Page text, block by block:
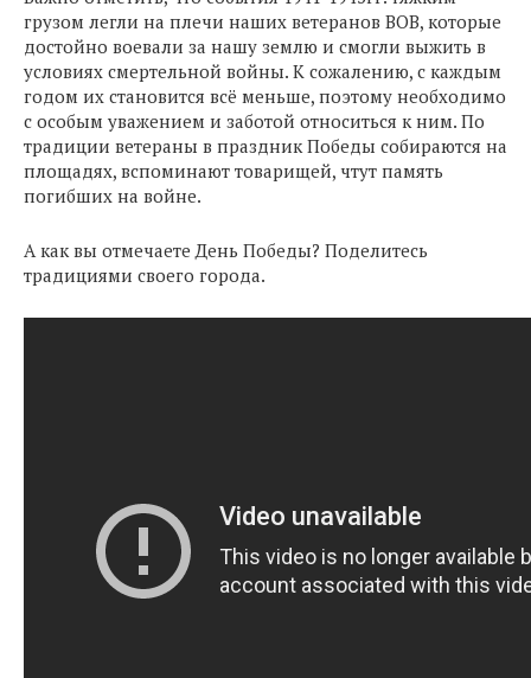
грузом легли на плечи наших ветеранов ВОВ, которые
достойно воевали за нашу землю и смогли выжить в
условиях смертельной войны. К сожалению, с каждым
годом их становится всё меньше, поэтому необходимо
с особым уважением и заботой относиться к ним. По
традиции ветераны в праздник Победы собираются на
площадях, вспоминают товарищей, чтут память
погибших на войне.
А как вы отмечаете День Победы? Поделитесь
традициями своего города.